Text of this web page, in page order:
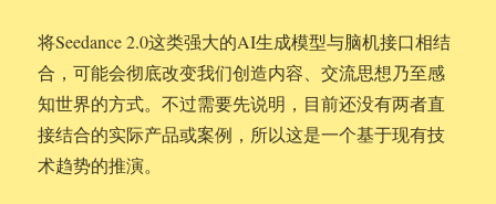
将Seedance 2.0这类强大的AI生成模型与脑机接口相结
合，可能会彻底改变我们创造内容、交流思想乃至感
知世界的方式。不过需要先说明，目前还没有两者直
接结合的实际产品或案例，所以这是一个基于现有技
术趋势的推演。